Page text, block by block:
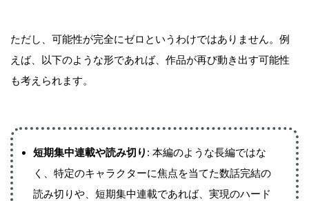
ただし、可能性が完全にゼロというわけではありません。例
えば、以下のような形であれば、作品が再び動き出す可能性
も考えられます。
短期集中連載や読み切り : 本編のような長編ではな
く、特定のキャラクターに焦点を当てた数話完結の
読み切りや、短期集中連載であれば、実現のハード